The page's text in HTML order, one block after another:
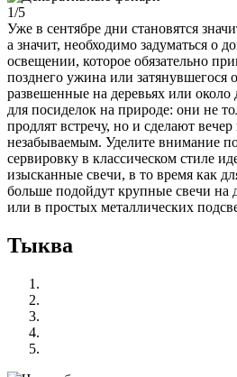
1/5
Уже в сентябре дни становятся
а значит, необходимо задуматься о
освещении, которое обязательно
позднего ужина или затянувшегося
развешенные на деревьях или
для посиделок на природе: они не
продлят встречу, но и сделают
незабываемым. Уделите внимание
сервировку в классическом стиле
изысканные свечи, в то время как
больше подойдут крупные свечи на
или в простых металлических
Тыква